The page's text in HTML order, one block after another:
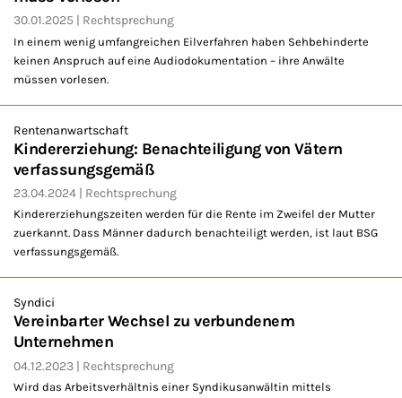
30.01.2025 Rechtsprechung
In einem wenig umfangreichen Eilverfahren haben Sehbehinderte
keinen Anspruch auf eine Audiodokumentation – ihre Anwälte
müssen vorlesen.
Rentenanwartschaft
Kindererziehung: Benachteiligung von Vätern
verfassungsgemäß
23.04.2024 Rechtsprechung
Kindererziehungszeiten werden für die Rente im Zweifel der Mutter
zuerkannt. Dass Männer dadurch benachteiligt werden, ist laut BSG
verfassungsgemäß.
Syndici
Vereinbarter Wechsel zu verbundenem
Unternehmen
04.12.2023 Rechtsprechung
Wird das Arbeitsverhältnis einer Syndikusanwältin mittels